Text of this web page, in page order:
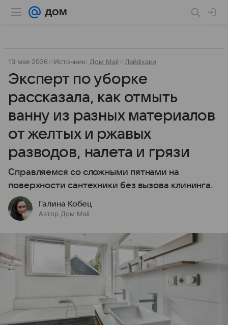
13 мая 2026 Источник: Дом Mail Лайфхаки
Эксперт по уборке
рассказала, как отмыть
ванну из разных материалов
от желтых и ржавых
разводов, налета и грязи
Справляемся со сложными пятнами на
поверхности сантехники без вызова клининга.
Галина Кобец
Автор Дом Mail